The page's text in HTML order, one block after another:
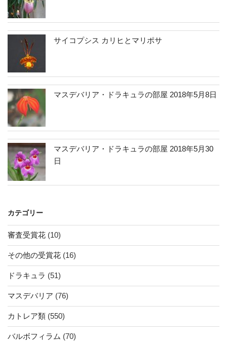
サイコプシス カリヒとマリポサ
マスデバリア・ドラキュラの部屋 2018年5月8日
マスデバリア・ドラキュラの部屋 2018年5月30
日
カテゴリー
審査受賞花 (10)
その他の受賞花 (16)
ドラキュラ (51)
マスデバリア (76)
カトレア類 (550)
バルボフィラム (70)